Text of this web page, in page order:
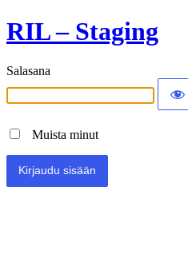
RIL – Staging
Salasana
Muista minut